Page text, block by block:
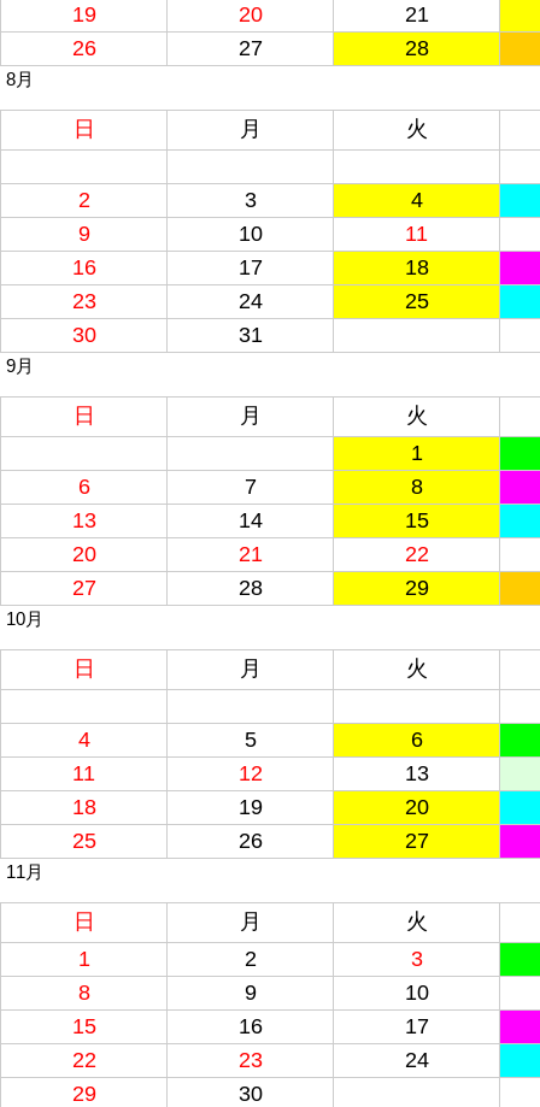
19
20
21
26
27 28
8月
日 月 火
2 3
4
9
10
11
16
17
18
23
24
25
30
31
9月
日 月
火
1
6
7
8
13
14
15
20
21
22
27
28 29
10月
日 月 火
4 5
6
11
12
13
18
19
20
25
26 27
11月
日 月
火
1
2
3
8
9
10
15
16
17
22
23
24
29
30